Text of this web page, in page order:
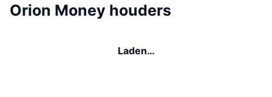
Orion Money houders
Laden…